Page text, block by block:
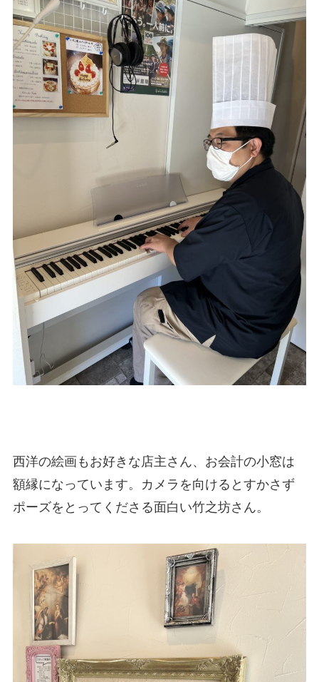
西洋の絵画もお好きな店主さん、お会計の小窓は
額縁になっています。カメラを向けるとすかさず
ポーズをとってくださる面白い竹之坊さん。